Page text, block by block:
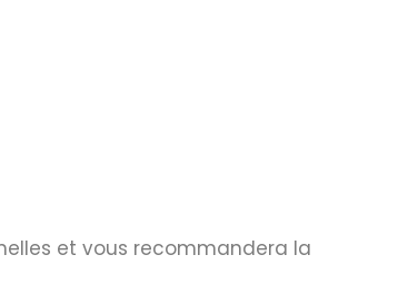
et vous recommandera la